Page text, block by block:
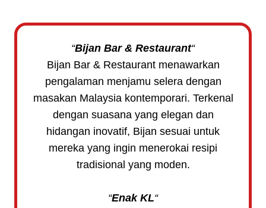
“Bijan Bar & Restaurant“
Bijan Bar & Restaurant menawarkan
pengalaman menjamu selera dengan
masakan Malaysia kontemporari. Terkenal
dengan suasana yang elegan dan
hidangan inovatif, Bijan sesuai untuk
mereka yang ingin menerokai resipi
tradisional yang moden.
“Enak KL“